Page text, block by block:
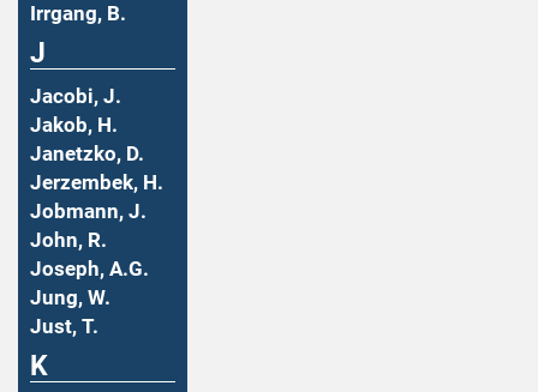
Irrgang, B.
J
Jacobi, J.
Jakob, H.
Janetzko, D.
Jerzembek, H.
Jobmann, J.
John, R.
Joseph, A.G.
Jung, W.
Just, T.
K